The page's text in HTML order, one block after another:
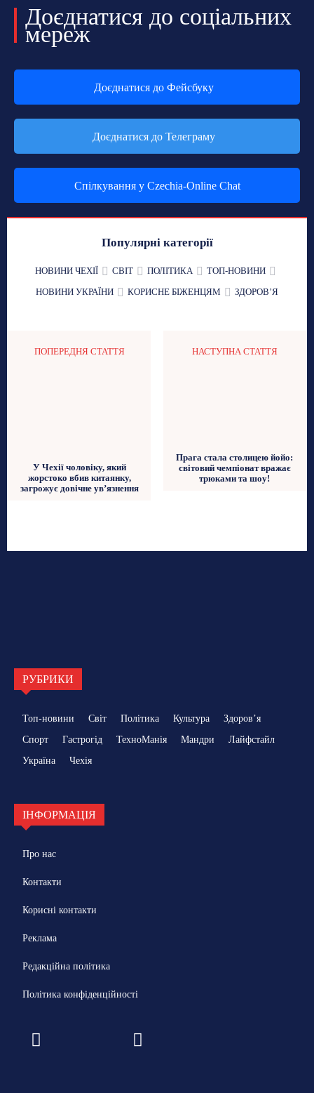
Доєднатися до соціальних
мереж
Доєднатися до Фейсбуку
Доєднатися до Телеграму
Спілкування у Czechia-Online Chat
Популярні категорії
НОВИНИ ЧЕХІЇ СВІТ ПОЛІТИКА
ТОП-НОВИНИ
НОВИНИ УКРАЇНИ
КОРИСНЕ БІЖЕНЦЯМ ЗДОРОВʼЯ
ПОПЕРЕДНЯ СТАТТЯ
У Чехії чоловіку, який
жорстоко вбив китаянку,
загрожує довічне ув’язнення
НАСТУПНА СТАТТЯ
Прага стала столицею йойо:
світовий чемпіонат вражає
трюками та шоу!
РУБРИКИ
Топ-новини Світ Політика Культура
Здоровʼя
Спорт
Гастрогід ТехноМанія Мандри
Лайфстайл
Україна
Чехія
ІНФОРМАЦІЯ
Про нас
Контакти
Корисні контакти
Реклама
Редакційна політика
Політика конфіденційності